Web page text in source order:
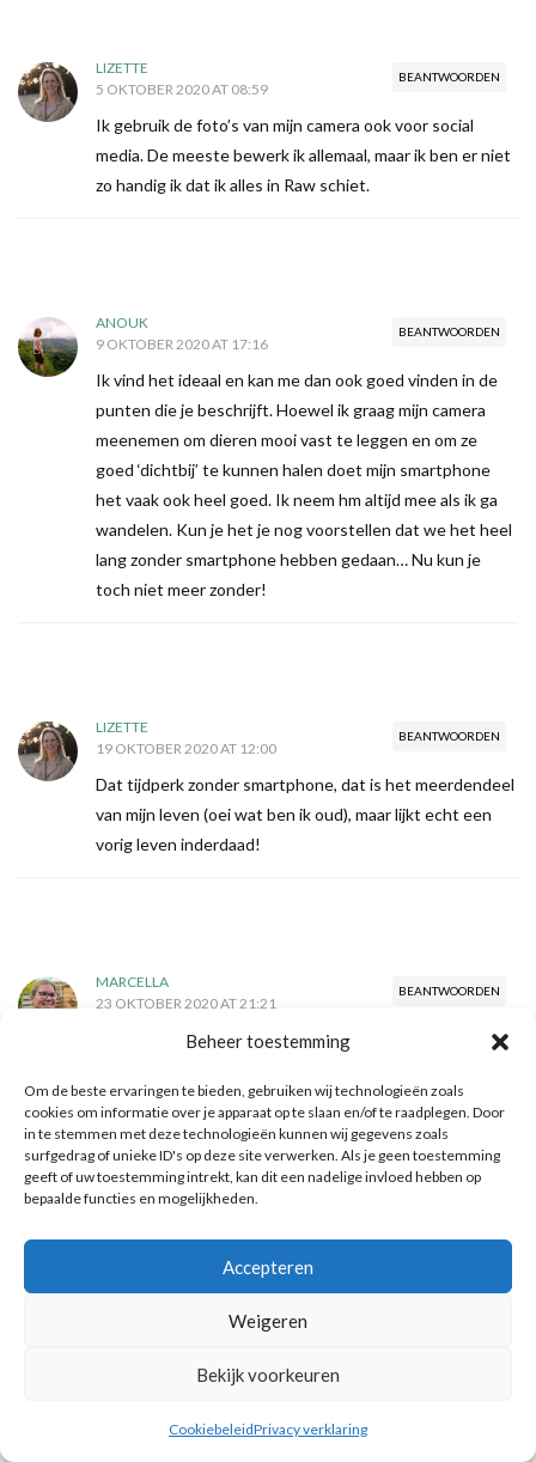
Beheer toestemming
Om de beste ervaringen te bieden, gebruiken wij technologieën zoals
cookies om informatie over je apparaat op te slaan en/of te raadplegen. Door
in te stemmen met deze technologieën kunnen wij gegevens zoals
surfgedrag of unieke ID's op deze site verwerken. Als je geen toestemming
geeft of uw toestemming intrekt, kan dit een nadelige invloed hebben op
bepaalde functies en mogelijkheden.
Accepteren
Weigeren
Bekijk voorkeuren
CookiebeleidPrivacy verklaring
BEANTWOORDEN
LIZETTE
5 OKTOBER 2020 AT 08:59
Ik gebruik de foto’s van mijn camera ook voor social
media. De meeste bewerk ik allemaal, maar ik ben er niet
zo handig ik dat ik alles in Raw schiet.
BEANTWOORDEN
ANOUK
9 OKTOBER 2020 AT 17:16
Ik vind het ideaal en kan me dan ook goed vinden in de
punten die je beschrijft. Hoewel ik graag mijn camera
meenemen om dieren mooi vast te leggen en om ze
goed ‘dichtbij’ te kunnen halen doet mijn smartphone
het vaak ook heel goed. Ik neem hm altijd mee als ik ga
wandelen. Kun je het je nog voorstellen dat we het heel
lang zonder smartphone hebben gedaan… Nu kun je
toch niet meer zonder!
BEANTWOORDEN
LIZETTE
19 OKTOBER 2020 AT 12:00
Dat tijdperk zonder smartphone, dat is het meerdendeel
van mijn leven (oei wat ben ik oud), maar lijkt echt een
vorig leven inderdaad!
BEANTWOORDEN
MARCELLA
23 OKTOBER 2020 AT 21:21
Wat een superleuke selfie in Venetië! Ik maak de
erg goed!
LIZETTE
24 OKTOBER 2020 AT 12:20
Dank je! Was een lucky shot 🙂